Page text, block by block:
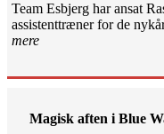
Team Esbjerg har ansat
assistenttræner for de
mere
Magisk aften i Blue